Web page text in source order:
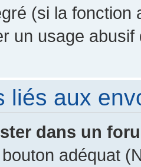
(si la fonction
un usage
liés aux
dans un
adéquat